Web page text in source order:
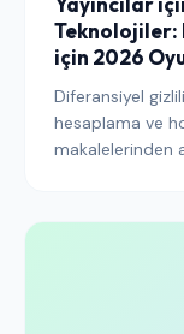
Teknolojiler:
için 2026
Diferansiyel
hesaplama ve
makalelerinden
yapması